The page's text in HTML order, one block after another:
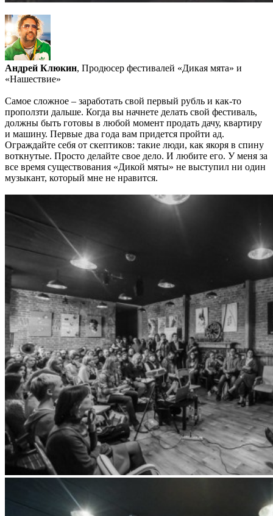
Андрей Клюкин, Продюсер фестивалей «Дикая мята» и
«Нашествие»
Самое сложное – заработать свой первый рубль и как-то
проползти дальше. Когда вы начнете делать свой фестиваль,
должны быть готовы в любой момент продать дачу, квартиру
и машину. Первые два года вам придется пройти ад.
Ограждайте себя от скептиков: такие люди, как якоря в спину
воткнутые. Просто делайте свое дело. И любите его. У меня за
все время существования «Дикой мяты» не выступил ни один
музыкант, который мне не нравится.